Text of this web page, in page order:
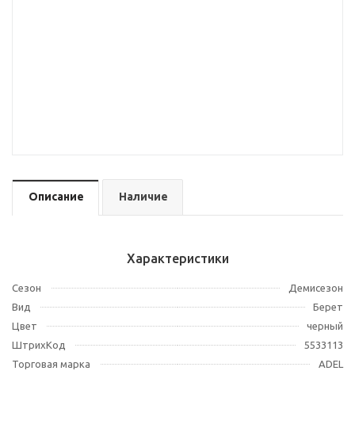
Описание Наличие
Характеристики
Сезон
Демисезон
Вид
Берет
Цвет
черный
ШтрихКод
5533113
Торговая марка
ADEL